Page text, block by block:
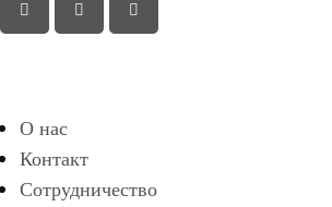
О нас
Контакт
Сотрудничество